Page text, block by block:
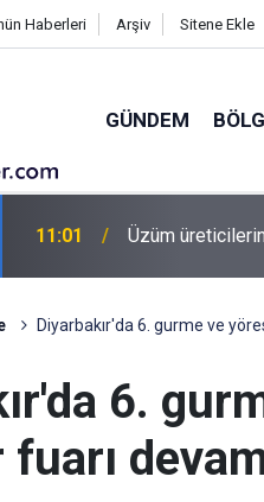
Haberleri Arşiv Sitene Ekle
GÜNDEM
10:43 Yolcu otobüsü
Diyarbakır'da 6. gurme ve
6.
fuarı